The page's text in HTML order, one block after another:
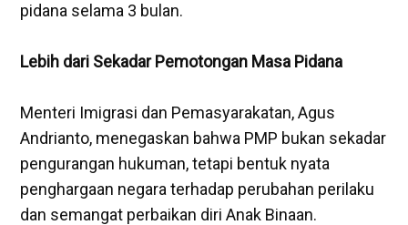
pidana selama 3 bulan.
‎Lebih dari Sekadar Pemotongan Masa Pidana
‎Menteri Imigrasi dan Pemasyarakatan, Agus
Andrianto, menegaskan bahwa PMP bukan sekadar
pengurangan hukuman, tetapi bentuk nyata
penghargaan negara terhadap perubahan perilaku
dan semangat perbaikan diri Anak Binaan.